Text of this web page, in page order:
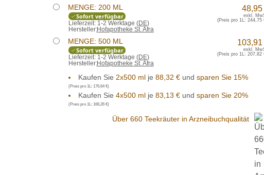
MENGE: 200 ML
Sofort verfügbar
Lieferzeit:1-2 Werktage (DE)
Hersteller:Hofapotheke St. Afra
48,95
exkl.
(Preis pro 1L: 244,75
MENGE: 500 ML
Sofort verfügbar
Lieferzeit:1-2 Werktage (DE)
Hersteller:Hofapotheke St. Afra
103,91
exkl.
(Preis pro 1L: 207,82
Kaufen Sie 2x500 mlje 88,32 €und sparen Sie 15%
(Preis pro 1L: 176,64 €)
Kaufen Sie 4x500 mlje 83,13 €und sparen Sie 20%
(Preis pro 1L: 166,26 €)
Über 660 Teekräuter in Arzneibuchqualität